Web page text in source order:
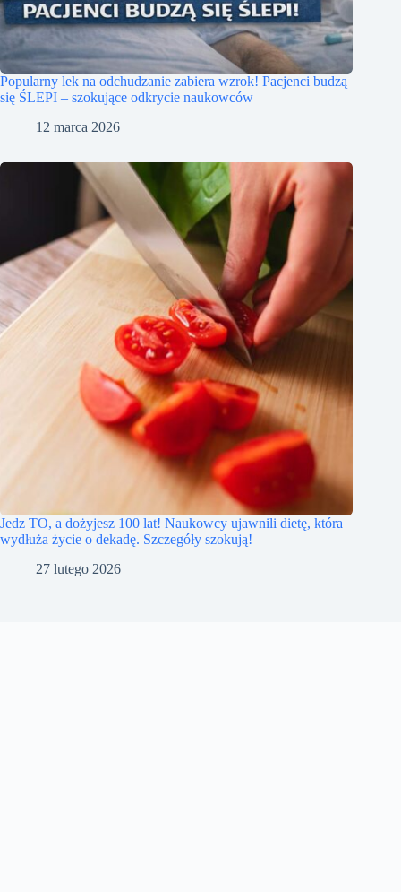
Popularny lek na odchudzanie zabiera wzrok! Pacjenci budzą
się ŚLEPI – szokujące odkrycie naukowców
12 marca 2026
Jedz TO, a dożyjesz 100 lat! Naukowcy ujawnili dietę, która
wydłuża życie o dekadę. Szczegóły szokują!
27 lutego 2026